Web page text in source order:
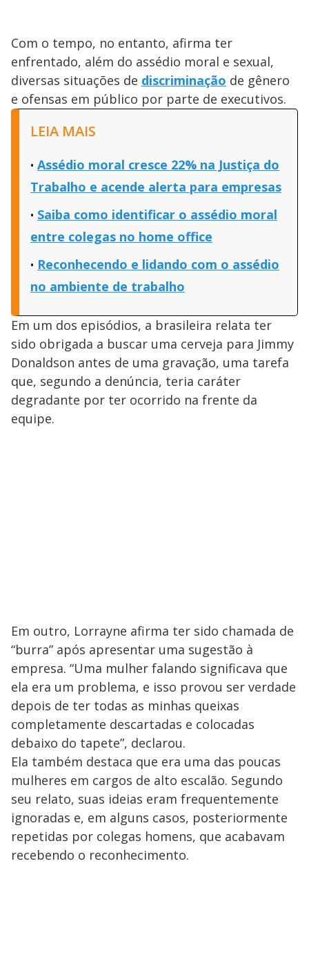
Com o tempo, no entanto, afirma ter
enfrentado, além do assédio moral e sexual,
diversas situações de discriminação de gênero
e ofensas em público por parte de executivos.
LEIA MAIS
Assédio moral cresce 22% na Justiça do
Trabalho e acende alerta para empresas
Saiba como identificar o assédio moral
entre colegas no home office
Reconhecendo e lidando com o assédio
no ambiente de trabalho
Em um dos episódios, a brasileira relata ter
sido obrigada a buscar uma cerveja para Jimmy
Donaldson antes de uma gravação, uma tarefa
que, segundo a denúncia, teria caráter
degradante por ter ocorrido na frente da
equipe.
Em outro, Lorrayne afirma ter sido chamada de
“burra” após apresentar uma sugestão à
empresa. “Uma mulher falando significava que
ela era um problema, e isso provou ser verdade
depois de ter todas as minhas queixas
completamente descartadas e colocadas
debaixo do tapete”, declarou.
Ela também destaca que era uma das poucas
mulheres em cargos de alto escalão. Segundo
seu relato, suas ideias eram frequentemente
ignoradas e, em alguns casos, posteriormente
repetidas por colegas homens, que acabavam
recebendo o reconhecimento.